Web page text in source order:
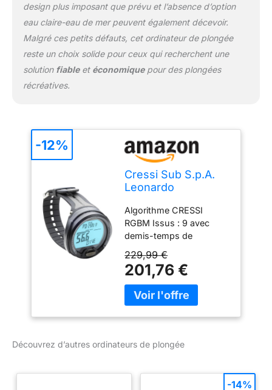
design plus imposant que prévu et l’absence d’option
eau claire-eau de mer peuvent également décevoir.
Malgré ces petits défauts, cet ordinateur de plongée
reste un choix solide pour ceux qui recherchent une
solution fiableet économiquepour des plongées
récréatives.
Cressi Sub S.p.A.
Leonardo
Plongée Mixte,
Gris/Noir
Algorithme CRESSI
RGBM Issus : 9 avec
demis-temps de
2,5 et 480 minutes
Programme"Dive":
Ordinateur doté des
données de plongée
l'air Algorithme CRESSI
demis-temps de
229,99 €
201,76 €
-12%
Découvrez d’autres ordinateurs de plongée
-14%